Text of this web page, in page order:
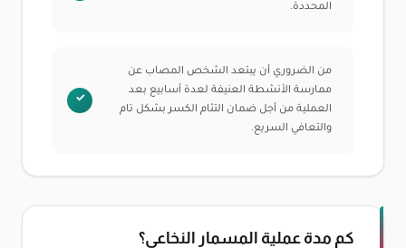
المحددة.
من الضروري أن يبتعد الشخص المصاب عن
ممارسة الأنشطة العنيفة لعدة أسابيع بعد
العملية من أجل ضمان التئام الكسر بشكل تام
والتعافي السريع.
كم مدة عملية المسمار النخاعي؟